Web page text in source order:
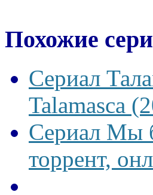
Похожие
Сериал
Talamasca
Сериал Мы
торрент,